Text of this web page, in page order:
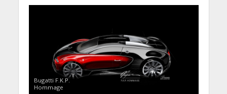
Bugatti F.K.P.
Hommage